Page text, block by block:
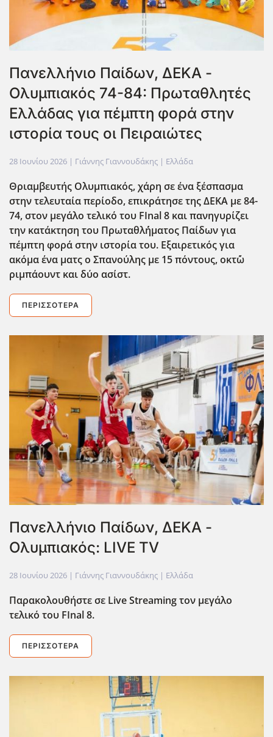
Πανελλήνιο Παίδων, ΔΕΚΑ -
Ολυμπιακός 74-84: Πρωταθλητές
Ελλάδας για πέμπτη φορά στην
ιστορία τους οι Πειραιώτες
28 Ιουνίου 2026 | Γιάννης Γιαννουδάκης | Ελλάδα
Θριαμβευτής Ολυμπιακός, χάρη σε ένα ξέσπασμα
στην τελευταία περίοδο, επικράτησε της ΔΕΚΑ με 84-
74, στον μεγάλο τελικό του FInal 8 και πανηγυρίζει
την κατάκτηση του Πρωταθλ΄ήματος Παίδων για
πέμπτη φορά στην ιστορία του. Εξαιρετικός για
ακόμα ένα ματς ο Σπανούλης με 15 πόντους, οκτ΄ώ
ριμπάουντ και δύο ασίστ.
ΠΕΡΙΣΣΌΤΕΡΑ
Πανελλήνιο Παίδων, ΔΕΚΑ -
Ολυμπιακός: LIVE TV
28 Ιουνίου 2026 | Γιάννης Γιαννουδάκης | Ελλάδα
Παρακολουθήστε σε Live Streaming τον μεγάλο
τελικό του FInal 8.
ΠΕΡΙΣΣΌΤΕΡΑ